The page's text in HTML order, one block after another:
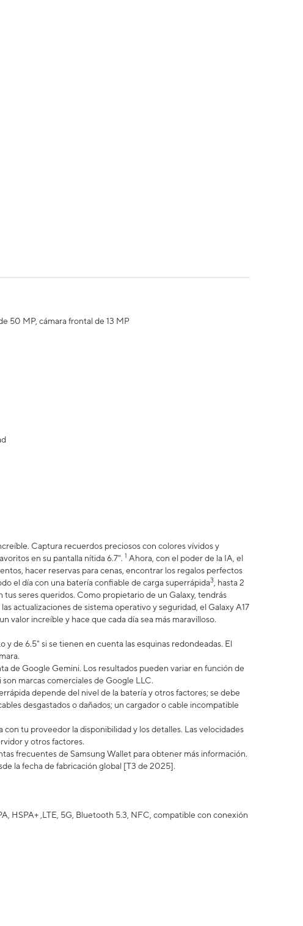
50 MP, cámara frontal de 13 MP
Captura recuerdos preciosos con colores vívidos y
en su pantalla nítida 6.7". 1 Ahora, con el poder de la IA, el
hacer reservas para cenas, encontrar los regalos perfectos
el día con una batería confiable de carga superrápida3 , hasta 2
seres queridos. Como propietario de un Galaxy, tendrás
actualizaciones de sistema operativo y seguridad, el Galaxy A17
valor increíble y hace que cada día sea más maravilloso.
de 6.5" si se tienen en cuenta las esquinas redondeadas. El
de Google Gemini. Los resultados pueden variar en función de
marcas comerciales de Google LLC.
depende del nivel de la batería y otros factores; se debe
desgastados o dañados; un cargador o cable incompatible
tu proveedor la disponibilidad y los detalles. Las velocidades
y otros factores.
frecuentes de Samsung Wallet para obtener más información.
la fecha de fabricación global [T3 de 2025].
HSPA+ ,LTE, 5G, Bluetooth 5.3, NFC, compatible con conexión